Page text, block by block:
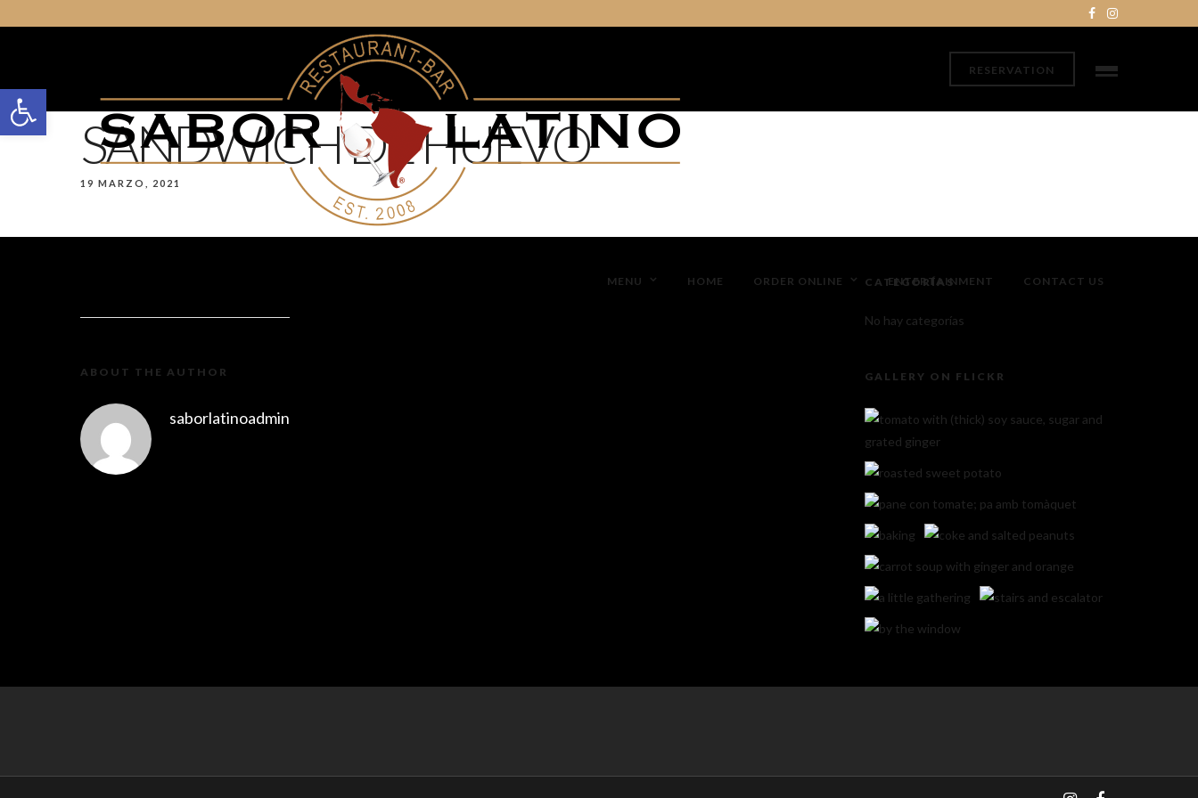
Open toolbar
RESERVATION
MENU HOME ORDER ONLINE ENTERTAINMENT CONTACT US
SANDWICH DE HUEVO
19 MARZO, 2021
ABOUT THE AUTHOR
saborlatinoadmin
CATEGORÍAS
No hay categorías
GALLERY ON FLICKR